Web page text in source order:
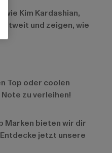
Kim Kardashian,
und zeigen, wie
Top oder coolen
zu verleihen!
Marken bieten wir dir
jetzt unsere